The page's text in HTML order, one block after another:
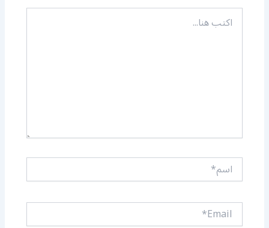
اكتب
هنا...
اسم*
Email*